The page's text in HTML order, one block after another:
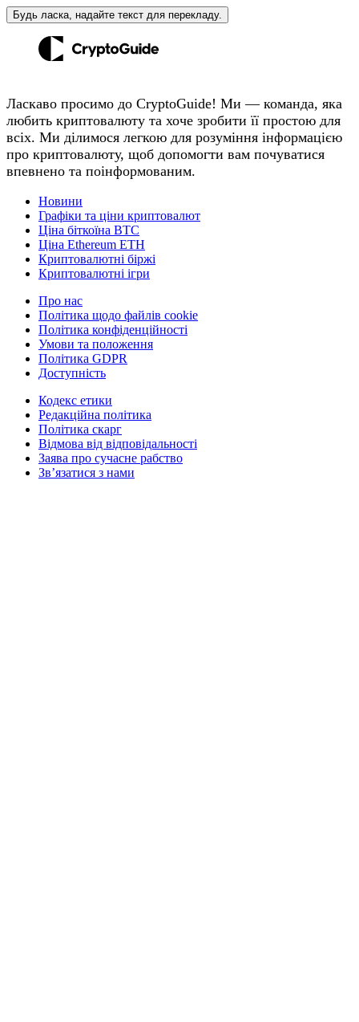
Будь ласка, надайте текст для перекладу.
Ласкаво просимо до CryptoGuide! Ми — команда, яка
любить криптовалюту та хоче зробити її простою для
всіх. Ми ділимося легкою для розуміння інформацією
про криптовалюту, щоб допомогти вам почуватися
впевнено та поінформованим.
Новини
Графіки та ціни криптовалют
Ціна біткоїна BTC
Ціна Ethereum ETH
Криптовалютні біржі
Криптовалютні ігри
Про нас
Політика щодо файлів cookie
Політика конфіденційності
Умови та положення
Політика GDPR
Доступність
Кодекс етики
Редакційна політика
Політика скарг
Відмова від відповідальності
Заява про сучасне рабство
Зв’язатися з нами